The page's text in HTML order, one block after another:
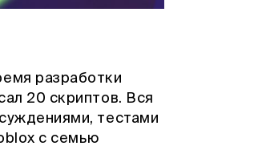
разработки
20 скриптов. Вся
тестами
с семью